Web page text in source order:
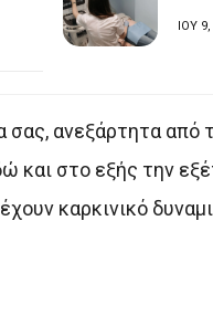
ΙΟΥ
ανεξάρτητα από
στο εξής την
καρκινικό